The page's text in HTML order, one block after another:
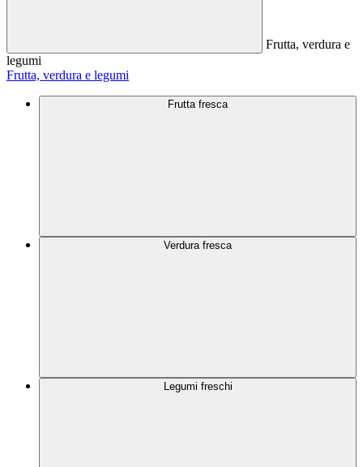
Frutta, verdura e
legumi
Frutta, verdura e legumi
Frutta fresca
Verdura fresca
Legumi freschi